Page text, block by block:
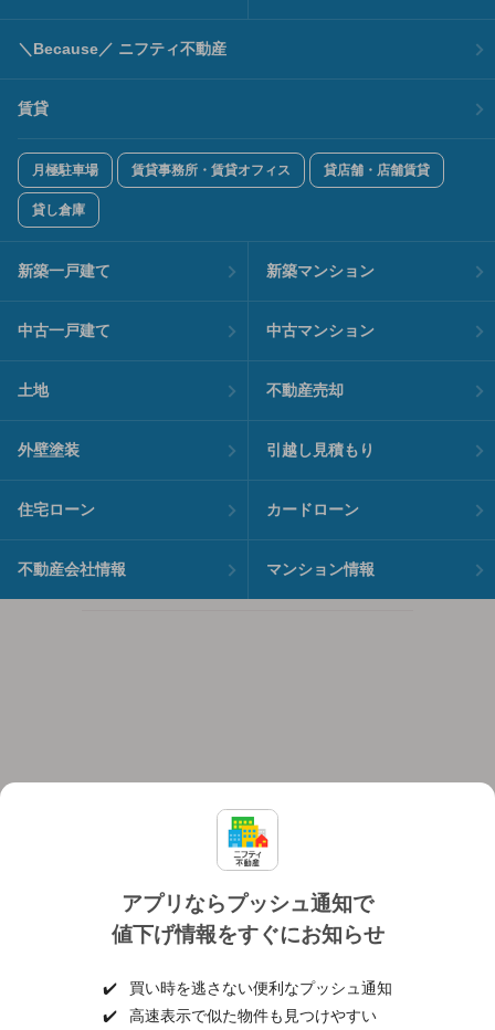
アプリならプッシュ通知で
値下げ情報をすぐにお知らせ
✔️
買い時を逃さない便利なプッシュ通知
✔️
高速表示で似た物件も見つけやすい
＼Because／ ニフティ不動産
賃貸
月極駐車場 賃貸事務所・賃貸オフィス 貸店舗・店舗賃貸
貸し倉庫
新築一戸建て 新築マンション
中古一戸建て 中古マンション
土地 不動産売却
外壁塗装 引越し見積もり
住宅ローン カードローン
不動産会社情報 マンション情報
個人情報保護ポリシー 利用規約
ヘルプ・お問い合わせ 採用情報